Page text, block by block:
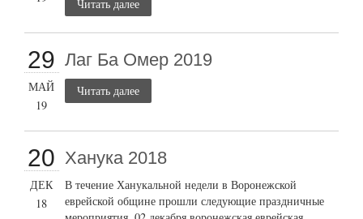
Читать далее
29
МАЙ
19
Лаг Ба Омер 2019
Читать далее
20
ДЕК
18
Ханука 2018
В течение Ханукальной недели в Воронежской
еврейской общине прошли следующие праздничные